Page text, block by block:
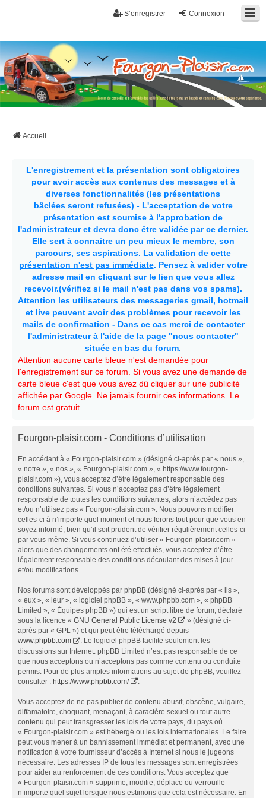
Connexion
S’enregistrer
Fourgon-plaisir.com
Forum de conseils et d'entraide des utilisateurs de fourgons, fourgons
aménagés, vans et de camping-car. Partagez votre expérience.
Accueil
L'enregistrement et la présentation sont obligatoires
pour avoir accès aux contenus des messages et à
diverses fonctionnalités (les présentations
bâclées seront refusées) - L'acceptation de votre
présentation est soumise à l'approbation de
l'administrateur et devra donc être validée par ce dernier.
Elle sert à connaître un peu mieux le membre, son
parcours, ses aspirations. La validation de cette
présentation n'est pas immédiate. Pensez à valider votre
adresse mail en cliquant sur le lien que vous allez
recevoir.(vérifiez si le mail n'est pas dans vos spams).
Attention les utilisateurs des messageries gmail, hotmail
et live peuvent avoir des problèmes pour recevoir les
mails de confirmation - Dans ce cas merci de contacter
l'administrateur à l'aide de la page "nous contacter"
située en bas du forum.
Attention aucune carte bleue n'est demandée pour
l'enregistrement sur ce forum. Si vous avez une demande de
carte bleue c'est que vous avez dû cliquer sur une publicité
affichée par Google. Ne jamais fournir ces informations. Le
forum est gratuit.
Fourgon-plaisir.com - Conditions d’utilisation
En accédant à « Fourgon-plaisir.com » (désigné ci-après par « nous »,
« notre », « nos », « Fourgon-plaisir.com », « https://www.fourgon-
plaisir.com »), vous acceptez d’être légalement responsable des
conditions suivantes. Si vous n’acceptez pas d’être légalement
responsable de toutes les conditions suivantes, alors n’accédez pas
et/ou n’utilisez pas « Fourgon-plaisir.com ». Nous pouvons modifier
celles-ci à n’importe quel moment et nous ferons tout pour que vous en
soyez informé, bien qu’il soit prudent de vérifier régulièrement celles-ci
par vous-même. Si vous continuez d’utiliser « Fourgon-plaisir.com »
alors que des changements ont été effectués, vous acceptez d’être
légalement responsable des conditions découlant des mises à jour
et/ou modifications.
Nos forums sont développés par phpBB (désigné ci-après par « ils »,
« eux », « leur », « logiciel phpBB », « www.phpbb.com », « phpBB
Limited », « Équipes phpBB ») qui est un script libre de forum, déclaré
sous la licence « GNU General Public License v2
» (désigné ci-
après par « GPL ») et qui peut être téléchargé depuis
www.phpbb.com
. Le logiciel phpBB facilite seulement les
discussions sur Internet. phpBB Limited n’est pas responsable de ce
que nous acceptons ou n’acceptons pas comme contenu ou conduite
permis. Pour de plus amples informations au sujet de phpBB, veuillez
consulter : https://www.phpbb.com/
Vous acceptez de ne pas publier de contenu abusif, obscène, vulgaire,
diffamatoire, choquant, menaçant, à caractère sexuel ou tout autre
contenu qui peut transgresser les lois de votre pays, du pays où
« Fourgon-plaisir.com » est hébergé ou les lois internationales. Le faire
peut vous mener à un bannissement immédiat et permanent, avec une
notification à votre fournisseur d’accès à Internet si nous le jugeons
nécessaire. Les adresses IP de tous les messages sont enregistrées
pour aider au renforcement de ces conditions. Vous acceptez que
« Fourgon-plaisir.com » supprime, modifie, déplace ou verrouille
n’importe quel sujet lorsque nous estimons que cela est nécessaire. En